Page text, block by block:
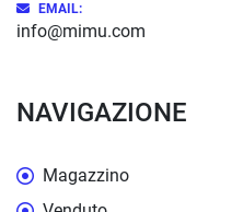
EMAIL:
info@mimu.com
NAVIGAZIONE
Magazzino